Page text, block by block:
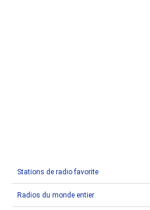
Egypte
Stations de radio favorite
Radios du monde entier